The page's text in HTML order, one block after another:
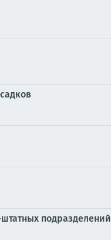
подразделений